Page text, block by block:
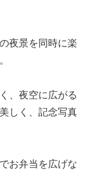
夜景を同時に楽
、夜空に広がる
しく、記念写真
お弁当を広げな